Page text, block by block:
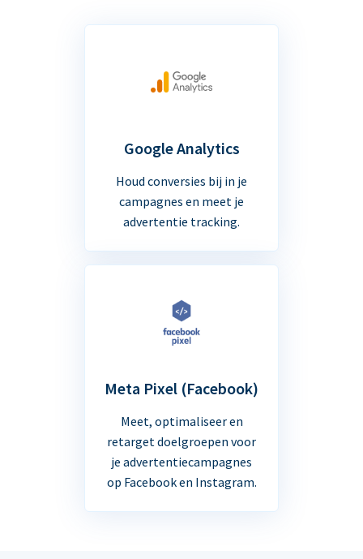
Google Analytics
Houd conversies bij in je
campagnes en meet je
advertentie tracking.
Meta Pixel (Facebook)
Meet, optimaliseer en
retarget doelgroepen voor
je advertentiecampagnes
op Facebook en Instagram.